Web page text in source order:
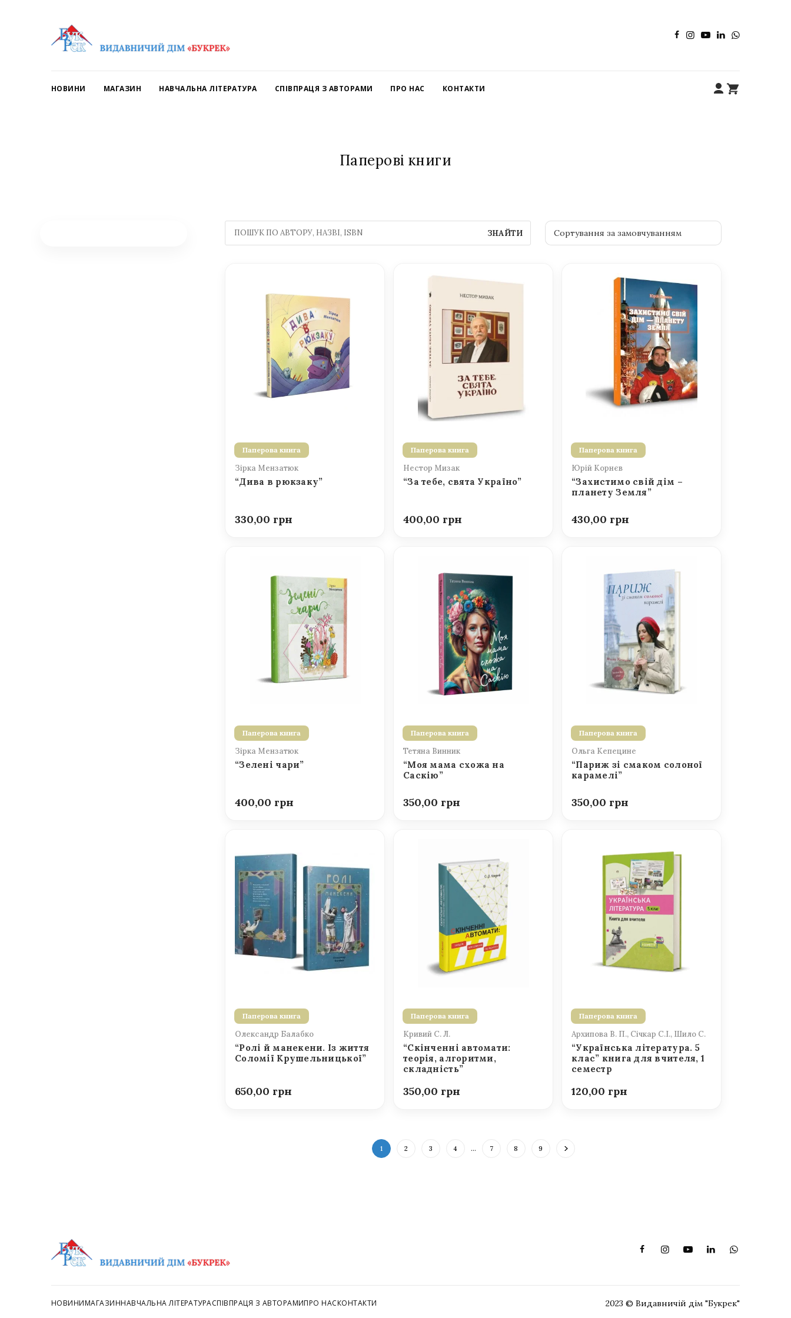
НОВИНИ МАГАЗИН НАВЧАЛЬНА ЛІТЕРАТУРА СПІВПРАЦЯ З АВТОРАМИ ПРО НАС КОНТАКТИ
Паперові книги
ЗНАЙТИ
Паперова книга
Зірка Мензатюк
“Дива в рюкзаку”
330,00
Паперова книга
Нестор Мизак
“За тебе, свята Україно”
400,00
Паперова книга
Юрій Корнєв
“Захистимо свій дім –
планету Земля”
430,00
Паперова книга
Зірка Мензатюк
“Зелені чари”
400,00
Паперова книга
Тетяна Винник
“Моя мама схожа на
Саскію”
350,00
Паперова книга
Ольга Кепецине
“Париж зі смаком солоної
карамелі”
350,00
Паперова книга
Олександр Балабко
“Ролі й манекени. Із життя
Соломії Крушельницької”
650,00
Паперова книга
Кривий С. Л.
“Скінченні автомати:
теорія, алгоритми,
складність”
350,00
Паперова книга
Архипова В. П., Січкар С.І., Шило С.
“Українська література. 5
клас” книга для вчителя, 1
семестр
120,00
1 2 3 4 … 7 8 9
НОВИНИМАГАЗИННАВЧАЛЬНА ЛІТЕРАТУРАСПІВПРАЦЯ З АВТОРАМИПРО НАСКОНТАКТИ 2023 © Видавничій дім "Букрек"